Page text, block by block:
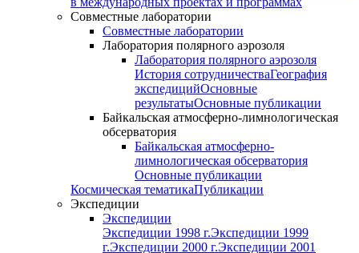
Совместные лаборатории
Совместные лаборатории
Лаборатория полярного аэрозоля
Лаборатория полярного аэрозоля
История сотрудничестваГеография
экспедицийОсновные
результатыОсновные публикации
Байкальская атмосферно-лимнологическая
обсерватория
Байкальская атмосферно-
лимнологическая обсерватория
Основные публикации
Космическая тематикаПубликации
Экспедиции
Экспедиции
Экспедиции 1998 г.Экспедиции 1999
г.Экспедиции 2000 г.Экспедиции 2001